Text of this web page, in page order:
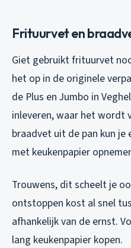
Frituurvet en
Giet gebruikt frituurvet
het op in de originele
de Plus en Jumbo in
inleveren, waar het wordt
braadvet uit de pan kun
met keukenpapier
Trouwens, dit scheelt je
ontstoppen kost al snel
afhankelijk van de ernst.
lang keukenpapier kopen.